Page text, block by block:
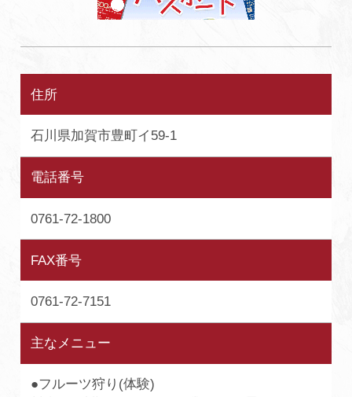
住所
石川県加賀市豊町イ59-1
電話番号
0761-72-1800
FAX番号
0761-72-7151
主なメニュー
●フルーツ狩り(体験)